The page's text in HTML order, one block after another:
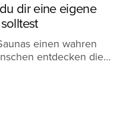
dir eine eigene
einen wahren
entdecken die…